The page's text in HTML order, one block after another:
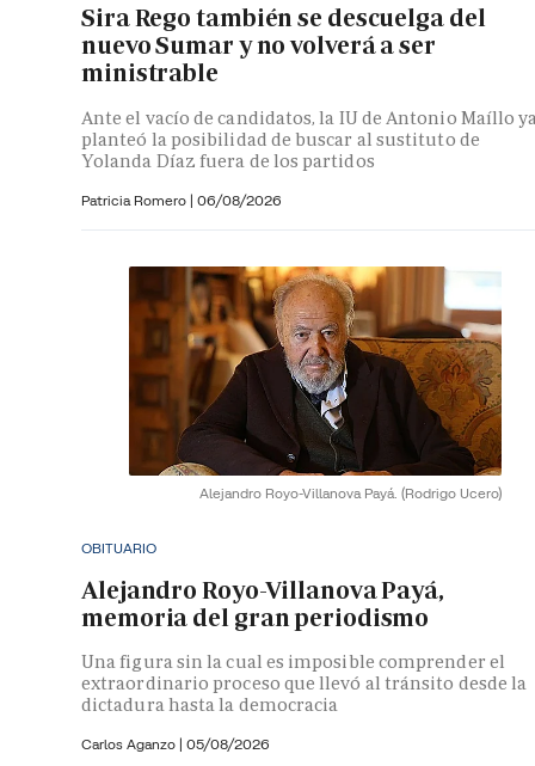
Sira Rego también se descuelga del
nuevo Sumar y no volverá a ser
ministrable
Ante el vacío de candidatos, la IU de Antonio Maíllo
planteó la posibilidad de buscar al sustituto de
Yolanda Díaz fuera de los partidos
Patricia Romero | 06/08/2026
Alejandro Royo-Villanova Payá. (Rodrigo Ucero)
OBITUARIO
Alejandro Royo-Villanova Payá,
memoria del gran periodismo
Una figura sin la cual es imposible comprender el
extraordinario proceso que llevó al tránsito desde la
dictadura hasta la democracia
Carlos Aganzo | 05/08/2026